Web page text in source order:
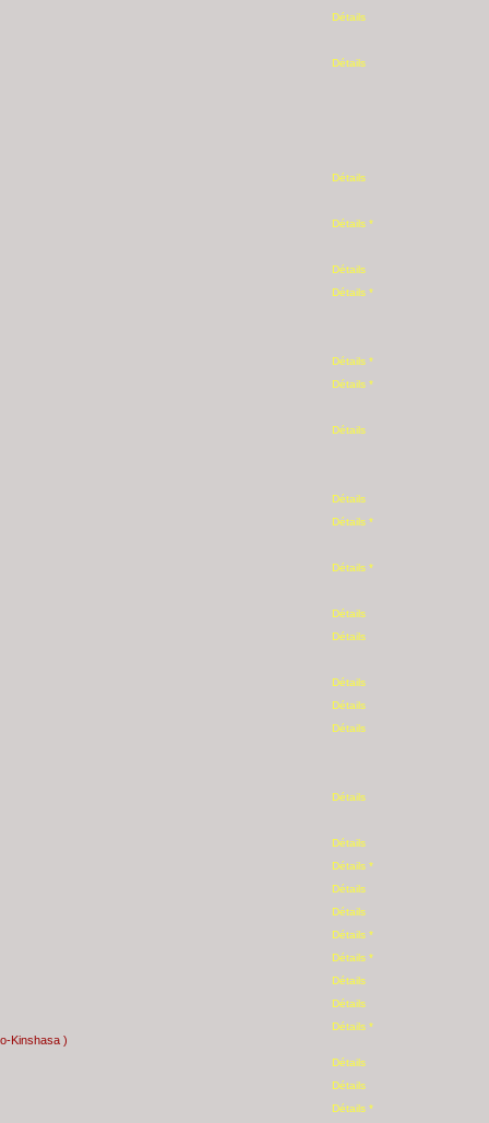
Détails
Détails
Détails
Détails *
Détails
Détails *
Détails *
Détails *
Détails
Détails
Détails *
Détails *
Détails
Détails
Détails
Détails
Détails
Détails
Détails
Détails *
Détails
Détails
Détails *
Détails *
Détails
Détails
Kinshasa )
Détails *
Détails
Détails
Détails *